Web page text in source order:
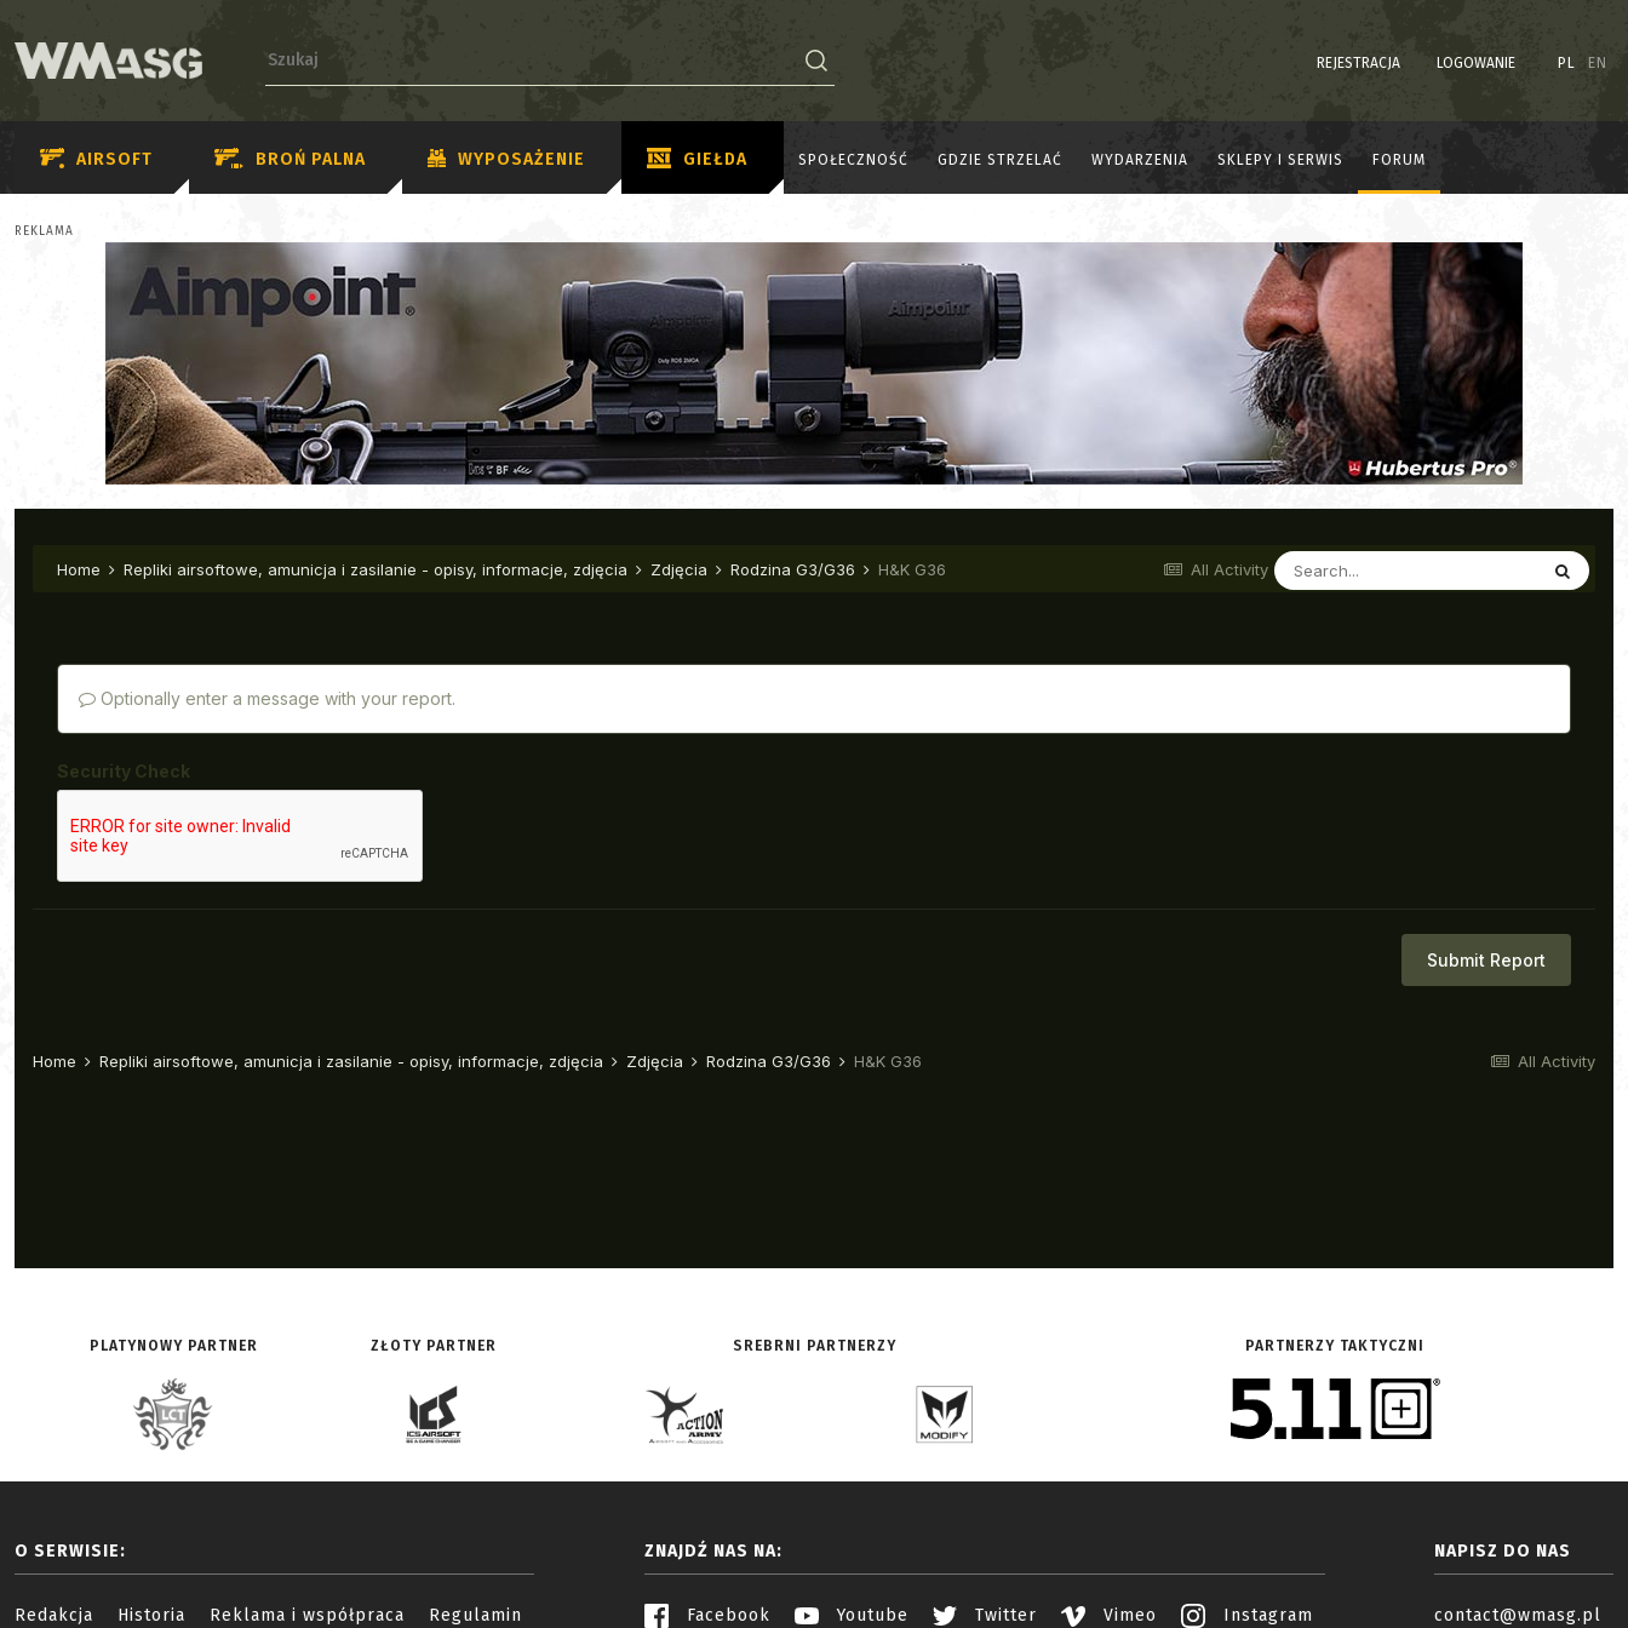
REJESTRACJA LOGOWANIE PL EN
AIRSOFT BROŃ PALNA WYPOSAŻENIE GIEŁDA SPOŁECZNOŚĆ GDZIE STRZELAĆ WYDARZENIA SKLEPY I SERWIS FORUM
REKLAMA
PLATYNOWY PARTNER ZŁOTY PARTNER SREBRNI PARTNERZY PARTNERZY TAKTYCZNI
O SERWISIE:
Redakcja Historia Reklama i współpraca Regulamin
ZNAJDŹ NAS NA:
Facebook Youtube Twitter Vimeo Instagram
NAPISZ DO NAS
contact@wmasg.pl